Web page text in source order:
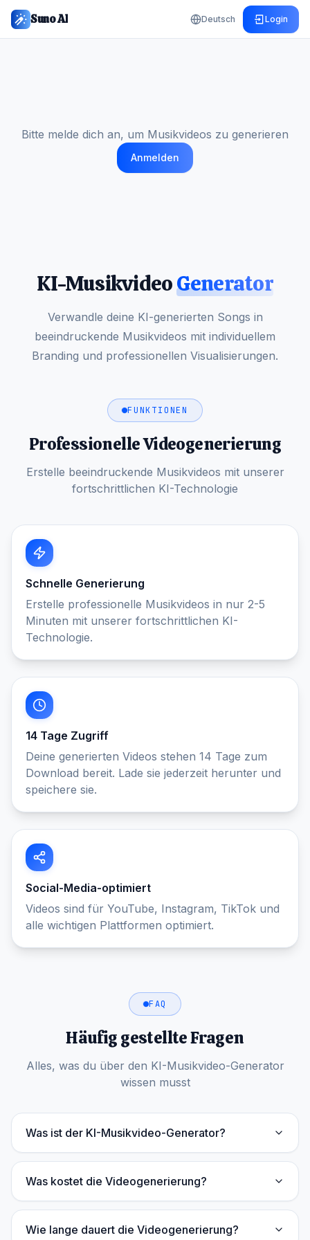
Suno AI Deutsch Login
Bitte melde dich an, um Musikvideos zu generieren
Anmelden
KI-MusikvideoGenerator
Verwandle deine KI-generierten Songs in
beeindruckende Musikvideos mit individuellem
Branding und professionellen Visualisierungen.
FUNKTIONEN
Professionelle Videogenerierung
Erstelle beeindruckende Musikvideos mit unserer
fortschrittlichen KI-Technologie
Schnelle Generierung
Erstelle professionelle Musikvideos in nur 2-5
Minuten mit unserer fortschrittlichen KI-
Technologie.
14 Tage Zugriff
Deine generierten Videos stehen 14 Tage zum
Download bereit. Lade sie jederzeit herunter und
speichere sie.
Social-Media-optimiert
Videos sind für YouTube, Instagram, TikTok und
alle wichtigen Plattformen optimiert.
FAQ
Häufig gestellte Fragen
Alles, was du über den KI-Musikvideo-Generator
wissen musst
Was ist der KI-Musikvideo-Generator?
Was kostet die Videogenerierung?
Wie lange dauert die Videogenerierung?